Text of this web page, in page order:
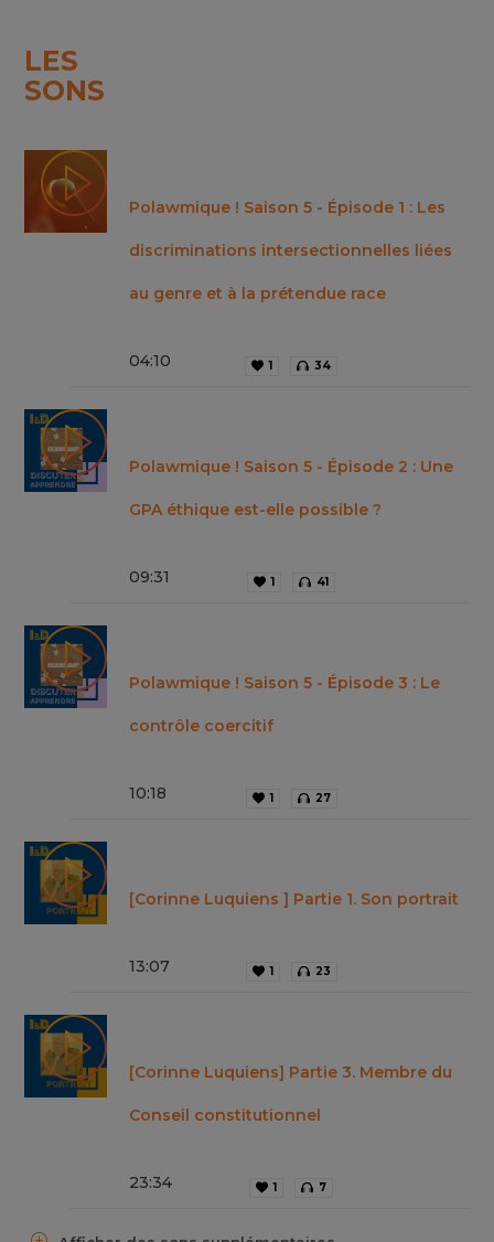
LES
SONS
Polawmique ! Saison 5 - Épisode 1 : Les
discriminations intersectionnelles liées
au genre et à la prétendue race
04:10 1 34
Polawmique ! Saison 5 - Épisode 2 : Une
GPA éthique est-elle possible ?
09:31 1 41
Polawmique ! Saison 5 - Épisode 3 : Le
contrôle coercitif
10:18 1 27
[Corinne Luquiens ] Partie 1. Son portrait
13:07 1 23
[Corinne Luquiens] Partie 3. Membre du
Conseil constitutionnel
23:34 1 7